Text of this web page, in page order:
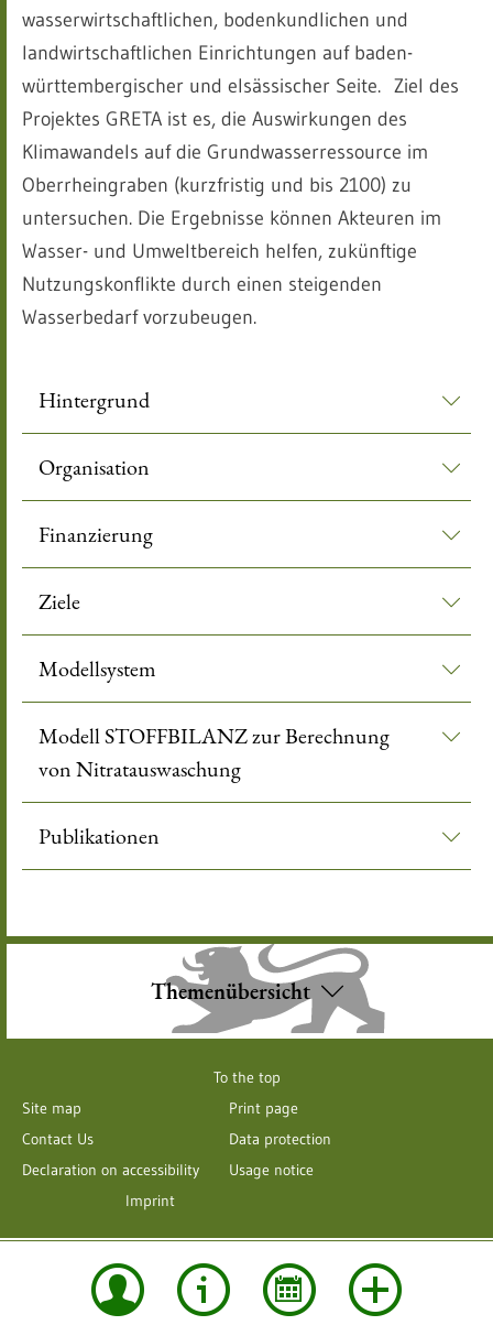
wasserwirtschaftlichen, bodenkundlichen und
landwirtschaftlichen Einrichtungen auf baden-
württembergischer und elsässischer Seite. Ziel des
Projektes GRETA ist es, die Auswirkungen des
Klimawandels auf die Grundwasserressource im
Oberrheingraben (kurzfristig und bis 2100) zu
untersuchen. Die Ergebnisse können Akteuren im
Wasser- und Umweltbereich helfen, zukünftige
Nutzungskonflikte durch einen steigenden
Wasserbedarf vorzubeugen.
Hintergrund
Organisation
Finanzierung
Ziele
Modellsystem
Modell STOFFBILANZ zur Berechnung
von Nitratauswaschung
Publikationen
Themenübersicht
To the top
Site map
Print page
Contact Us
Data protection
Declaration on accessibility
Usage notice
Imprint